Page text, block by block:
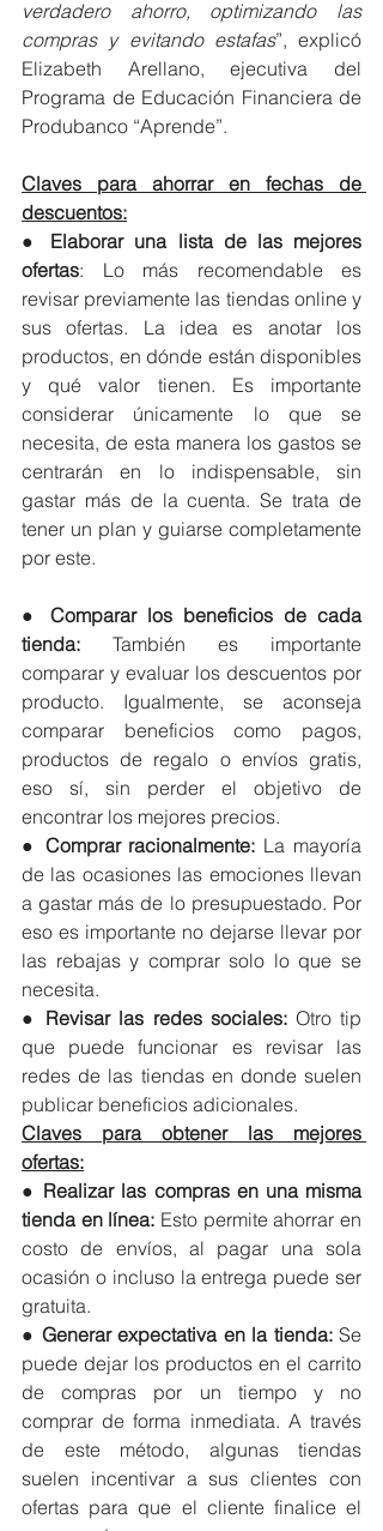
verdadero ahorro, optimizando las
compras y evitando estafas”, explicó
Elizabeth Arellano, ejecutiva del
Programa de Educación Financiera de
Produbanco “Aprende”.
Claves para ahorrar en fechas de
descuentos:
● Elaborar una lista de las mejores
ofertas: Lo más recomendable es
revisar previamente las tiendas online y
sus ofertas. La idea es anotar los
productos, en dónde están disponibles
y qué valor tienen. Es importante
considerar únicamente lo que se
necesita, de esta manera los gastos se
centrarán en lo indispensable, sin
gastar más de la cuenta. Se trata de
tener un plan y guiarse completamente
por este.
● Comparar los beneficios de cada
tienda: También es importante
comparar y evaluar los descuentos por
producto. Igualmente, se aconseja
comparar beneficios como pagos,
productos de regalo o envíos gratis,
eso sí, sin perder el objetivo de
encontrar los mejores precios.
● Comprar racionalmente: La mayoría
de las ocasiones las emociones llevan
a gastar más de lo presupuestado. Por
eso es importante no dejarse llevar por
las rebajas y comprar solo lo que se
necesita.
● Revisar las redes sociales: Otro tip
que puede funcionar es revisar las
redes de las tiendas en donde suelen
publicar beneficios adicionales.
Claves para obtener las mejores
ofertas:
● Realizar las compras en una misma
tienda en línea: Esto permite ahorrar en
costo de envíos, al pagar una sola
ocasión o incluso la entrega puede ser
gratuita.
● Generar expectativa en la tienda: Se
puede dejar los productos en el carrito
de compras por un tiempo y no
comprar de forma inmediata. A través
de este método, algunas tiendas
suelen incentivar a sus clientes con
ofertas para que el cliente finalice el